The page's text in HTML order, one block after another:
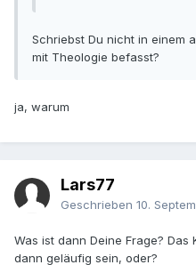
Schriebst Du nicht in einem
mit Theologie befasst?
ja, warum
Lars77
Geschrieben 10.
Was ist dann Deine Frage?
dann geläufig sein, oder?